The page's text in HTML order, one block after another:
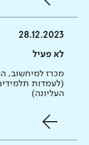
28.12.2023
לא פעיל
מכרז למיחשוב,
(לעמדות
העליונה)